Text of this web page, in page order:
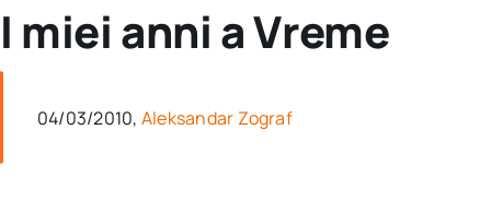
I miei anni a Vreme
04/03/2010, Aleksandar Zograf